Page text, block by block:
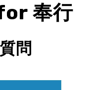
奉行
問